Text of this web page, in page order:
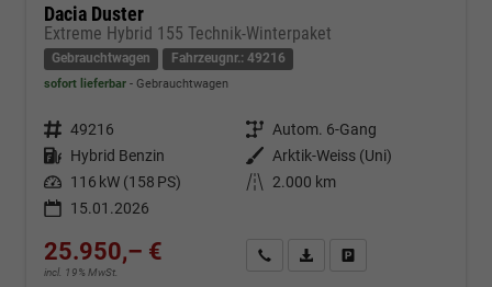
Dacia Duster
Extreme Hybrid 155 Technik-Winterpaket
Gebrauchtwagen Fahrzeugnr.: 49216
sofort lieferbar Gebrauchtwagen
Fahrzeugnr. 49216 Getriebe Autom. 6-Gang
Kraftstoff Hybrid Benzin Außenfarbe
Arktik-Weiss (Uni)
Leistung 116 kW (158 PS) Kilometerstand
2.000 km
15.01.2026
25.950,– €
incl. 19% MwSt.
Kontakt & Angebot anfordern
PDF-Datei, Fahrzeugexposé